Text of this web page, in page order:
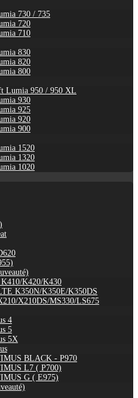
730 / 735
720
710
830
820
800
Lumia 950 / 950 XL
930
925
920
900
1520
1320
1020
K420/K430
K350N/K350E/K350DS
X210DS/MS330/LS675
4
5
5X
BLACK - P970
L7 ( P700)
G ( E975)